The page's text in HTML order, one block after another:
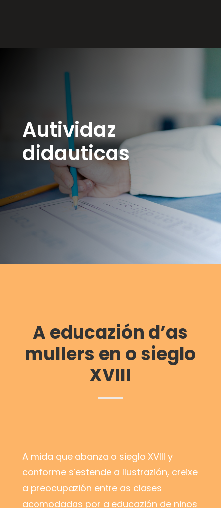
Autividaz
didauticas
A educazión d’as
mullers en o sieglo
XVIII
A mida que abanza o sieglo XVIII y
conforme s’estende a Ilustrazión, creixe
a preocupazión entre as clases
acomodadas por a educazión de ninos